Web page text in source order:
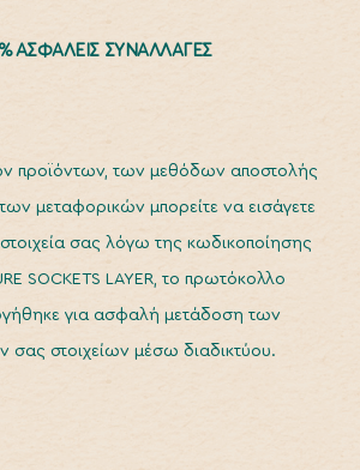
ΑΣΦΑΛΕΙΣ ΣΥΝΑΛΛΑΓΕΣ
προϊόντων, των μεθόδων αποστολής
μεταφορικών μπορείτε να εισάγετε
σας λόγω της κωδικοποίησης
SOCKETS LAYER, το πρωτόκολλο
για ασφαλή μετάδοση των
σας στοιχείων μέσω διαδικτύου.